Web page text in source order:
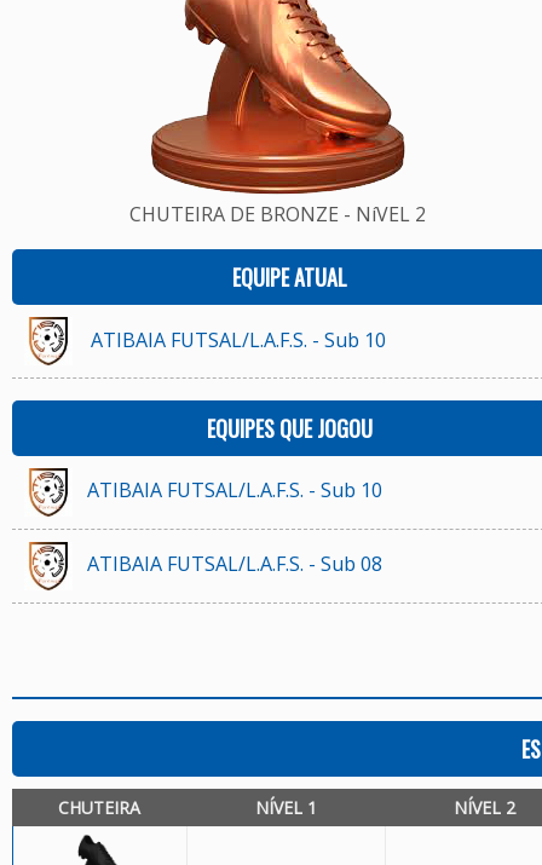
CHUTEIRA DE BRONZE - NíVEL 2
EQUIPE ATUAL
ATIBAIA FUTSAL/L.A.F.S. - Sub 10
EQUIPES QUE JOGOU
ATIBAIA FUTSAL/L.A.F.S. - Sub 10
ATIBAIA FUTSAL/L.A.F.S. - Sub 08
CHUTEIRA NÍVEL 1 NÍVEL 2